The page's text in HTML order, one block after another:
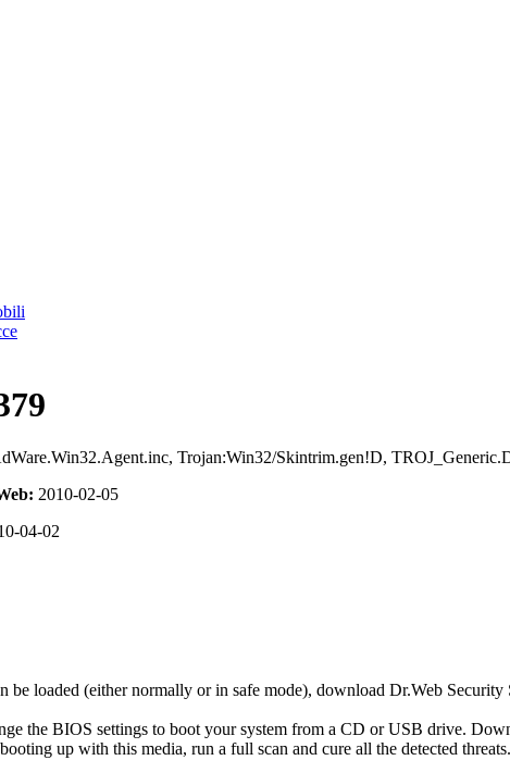
Trojan:Win32/Skintrim.gen!D,
2010-02-05
04-02
be loaded (either normally or in safe mode), download Dr.Web
the BIOS settings to boot your system from a CD or USB drive.
up with this media, run a full scan and cure all the detected threats.